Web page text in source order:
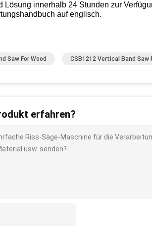
innerhalb 24 Stunden zur
auf englisch.
Saw For Wood CSB1212 Vertical Band Saw
erfahren?
Riss-Säge-Maschine für die
usw. senden?